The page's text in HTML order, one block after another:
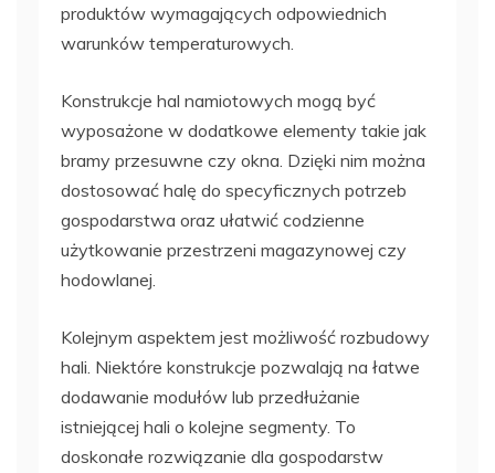
produktów wymagających odpowiednich
warunków temperaturowych.
Konstrukcje hal namiotowych mogą być
wyposażone w dodatkowe elementy takie jak
bramy przesuwne czy okna. Dzięki nim można
dostosować halę do specyficznych potrzeb
gospodarstwa oraz ułatwić codzienne
użytkowanie przestrzeni magazynowej czy
hodowlanej.
Kolejnym aspektem jest możliwość rozbudowy
hali. Niektóre konstrukcje pozwalają na łatwe
dodawanie modułów lub przedłużanie
istniejącej hali o kolejne segmenty. To
doskonałe rozwiązanie dla gospodarstw